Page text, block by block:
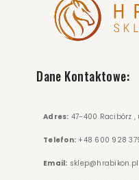
Dane Kontaktowe:
Adres: 47-400 Racibórz ,
Telefon: +48 600 928
Email: sklep@hrabikon.pl